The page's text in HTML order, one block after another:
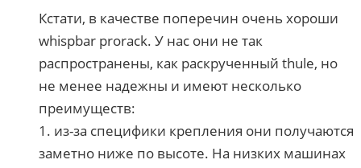
Кстати, в качестве поперечин очень хороши
whispbar prorack. У нас они не так
распространены, как раскрученный thule, но
не менее надежны и имеют несколько
преимуществ:
1. из-за специфики крепления они получаются
заметно ниже по высоте. На низких машинах